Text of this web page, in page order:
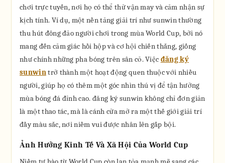
chơi trực tuyến, nơi họ có thể thử vận may và cảm nhận sự
kịch tính. Ví dụ, một nền tảng giải trí như sunwin thường
thu hút đông đảo người chơi trong mùa World Cup, bởi nó
mang đến cảm giác hồi hộp và cơ hội chiến thắng, giống
như chính những pha bóng trên sân cỏ. Việc đăng ký
sunwintrở thành một hoạt động quen thuộc với nhiều
người, giúp họ có thêm một góc nhìn thú vị để tận hưởng
mùa bóng đá đỉnh cao. đăng ký sunwin không chỉ đơn giản
là một thao tác, mà là cánh cửa mở ra một thế giới giải trí
đầy màu sắc, nơi niềm vui được nhân lên gấp bội.
Ảnh Hưởng Kinh Tế Và Xã Hội Của World Cup